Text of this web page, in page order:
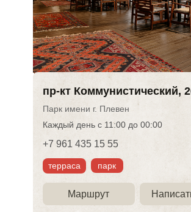
пр-кт Коммунистический,
Парк имени г. Плевен
Каждый день с 11:00 до 00:00
Маршрут
+7 961 435 15 55
терраса парк